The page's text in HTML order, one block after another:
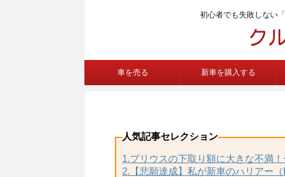
初心者でも失敗しない
車を売る 新車を購入する
人気記事セレクション
1.プリウスの下取り額に大きな不満
2.【悲願達成】私が新車のハリアー